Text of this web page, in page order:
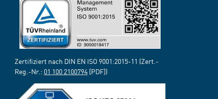
Zertifiziert nach DIN EN ISO 9001:2015-11 (Zert.-
Reg.-Nr.: 01 100 2100794 [PDF])